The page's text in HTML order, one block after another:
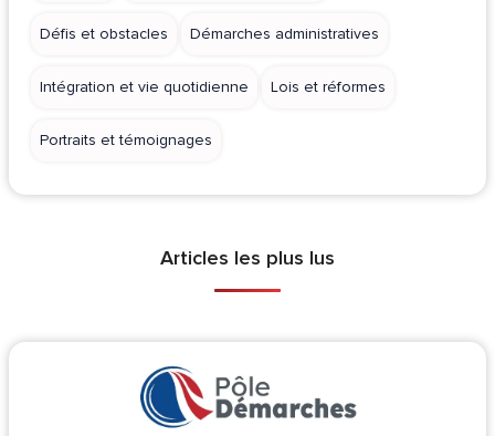
Défis et obstacles Démarches administratives
Intégration et vie quotidienne Lois et réformes
Portraits et témoignages
Articles les plus lus